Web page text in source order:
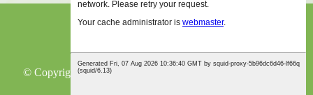
© Copyright - 2021-2023: Todos Los Derechos Reservados.